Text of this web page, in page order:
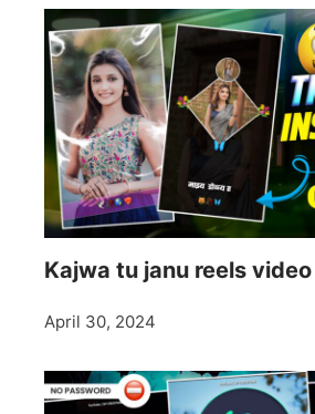
Kajwa tu janu reels
April 30, 2024